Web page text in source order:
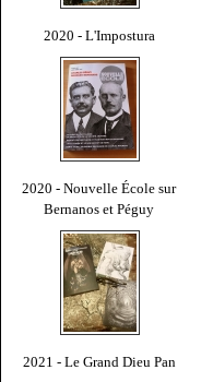
2020 - L'Impostura
2020 - Nouvelle École sur
Bernanos et Péguy
2021 - Le Grand Dieu Pan